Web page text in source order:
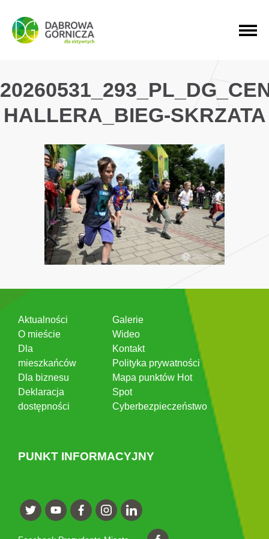
PRZEJDŹ DO MENU GŁÓWNEGO
PRZEJDŹ DO WYSZUKIWARKI
PRZEJDŹ DO TREŚCI
HALLERA_BIEG-SKRZATA
Aktualności
O mieście
Dla
mieszkańców
Dla biznesu
Deklaracja
dostępności
Galerie
Wideo
Kontakt
Polityka prywatności
Mapa punktów Hot
Spot
Cyberbezpieczeństwo
PUNKT INFORMACYJNY